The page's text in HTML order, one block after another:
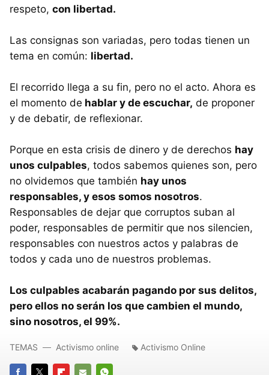
respeto, con libertad.
Las consignas son variadas, pero todas tienen un
tema en común: libertad.
El recorrido llega a su fin, pero no el acto. Ahora es
el momento de hablar y de escuchar, de proponer
y de debatir, de reflexionar.
Porque en esta crisis de dinero y de derechos hay
unos culpables, todos sabemos quienes son, pero
no olvidemos que también hay unos
responsables, y esos somos nosotros.
Responsables de dejar que corruptos suban al
poder, responsables de permitir que nos silencien,
responsables con nuestros actos y palabras de
todos y cada uno de nuestros problemas.
Los culpables acabarán pagando por sus delitos,
pero ellos no serán los que cambien el mundo,
sino nosotros, el 99%.
TEMAS Activismo online Activismo Online